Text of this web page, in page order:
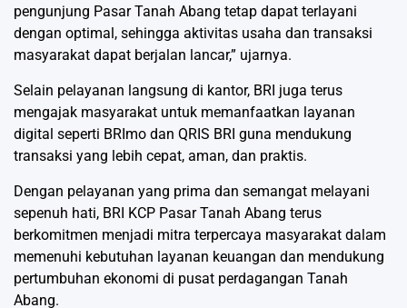
pengunjung Pasar Tanah Abang tetap dapat terlayani
dengan optimal, sehingga aktivitas usaha dan transaksi
masyarakat dapat berjalan lancar,” ujarnya.
Selain pelayanan langsung di kantor, BRI juga terus
mengajak masyarakat untuk memanfaatkan layanan
digital seperti BRImo dan QRIS BRI guna mendukung
transaksi yang lebih cepat, aman, dan praktis.
Dengan pelayanan yang prima dan semangat melayani
sepenuh hati, BRI KCP Pasar Tanah Abang terus
berkomitmen menjadi mitra terpercaya masyarakat dalam
memenuhi kebutuhan layanan keuangan dan mendukung
pertumbuhan ekonomi di pusat perdagangan Tanah
Abang.